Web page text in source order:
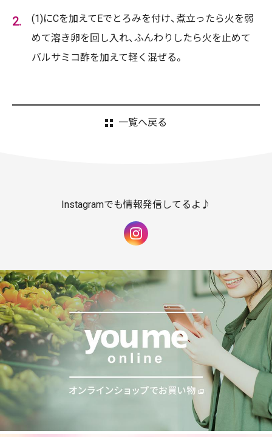
(1)にCを加えてEでとろみを付け、煮立ったら火を弱
めて溶き卵を回し入れ、ふんわりしたら火を止めて
バルサミコ酢を加えて軽く混ぜる。
一覧へ戻る
Instagramでも情報発信してるよ♪